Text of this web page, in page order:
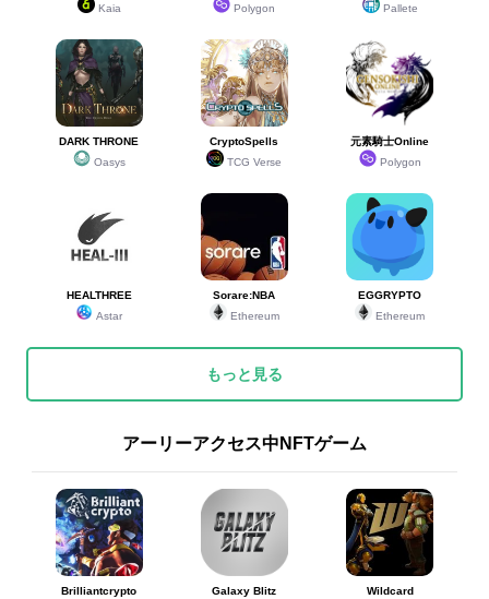
Kaia
Polygon
Pallete
DARK THRONE
Oasys
CryptoSpells
TCG Verse
元素騎士Online
Polygon
HEALTHREE
Astar
Sorare:NBA
Ethereum
EGGRYPTO
Ethereum
もっと見る
アーリーアクセス中NFTゲーム
Brilliantcrypto
Galaxy Blitz
Wildcard